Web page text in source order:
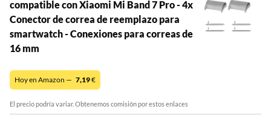
compatible con Xiaomi Mi Band 7 Pro - 4x
Conector de correa de reemplazo para
smartwatch - Conexiones para correas de
16 mm
Hoy en Amazon — 7,19€
El precio podría variar. Obtenemos comisión por estos enlaces